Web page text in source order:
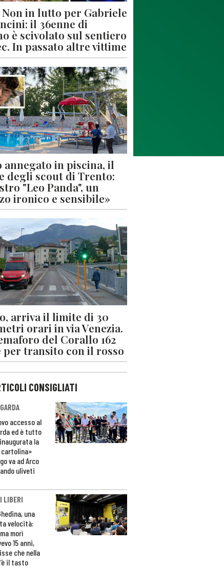
in lutto per Gabriele
il 36enne di
è scivolato sul sentiero
In passato altre vittime
annegato in piscina, il
degli scout di Trento:
"Leo Panda", un
ironico e sensibile»
arriva il limite di 30
orari in via Venezia.
del Corallo 162
transito con il rosso
CONSIGLIATI
accesso al
ed è tutto
la
va ad Arco
uliveti
LIBERI
una
velocità:
morì
15 anni,
che nella
il tasto